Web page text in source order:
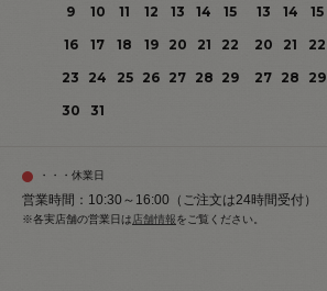
9
10 11 12 13 14
15
16
17 18 19 20 21
22
23
24 25 26 27 28 29
30
31
13
14 15
20
21 22
27 28 29
・・・休業日
営業時間：10:30～16:00（ご注文は24時間受付）
※各実店舗の営業日は店舗情報をご覧ください。